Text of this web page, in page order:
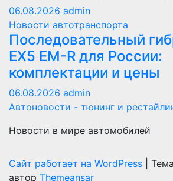
06.08.2026 admin
Новости автотранспорта
Последовательный
EX5 EM-R для России:
комплектации и цены
06.08.2026 admin
Автоновости - тюнинг и
Новости в мире автомобилей
Сайт работает на WordPress
автор Themeansar